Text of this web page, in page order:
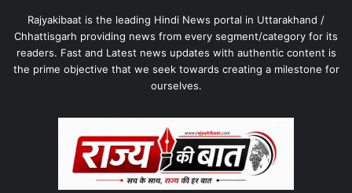
Rajyakibaat is the leading Hindi News portal in Uttarakhand /
Chhattisgarh providing news from every segment/category for its
readers. Fast and Latest news updates with authentic content is
the prime objective that we seek towards creating a milestone for
ourselves.